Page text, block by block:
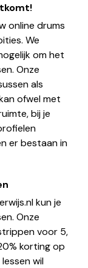
online drums
We
om het
Onze
als
ofwel met
bij je
er bestaan in
kun je
Onze
voor 5,
korting op
wil